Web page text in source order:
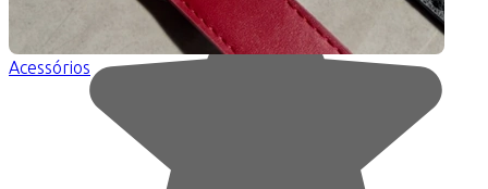
Acessórios